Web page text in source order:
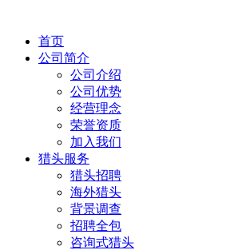
首页
公司简介
公司介绍
公司优势
经营理念
荣誉资质
加入我们
猎头服务
猎头招聘
海外猎头
背景调查
招聘全包
咨询式猎头